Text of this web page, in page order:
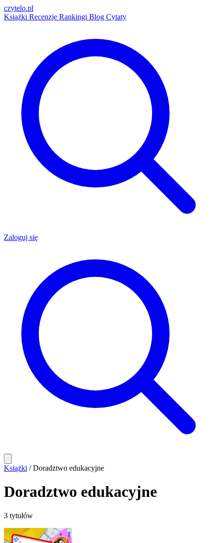
czytelo.pl
Książki Recenzje Rankingi Blog Cytaty
Zaloguj się
Książki / Doradztwo edukacyjne
Doradztwo edukacyjne
3 tytułów